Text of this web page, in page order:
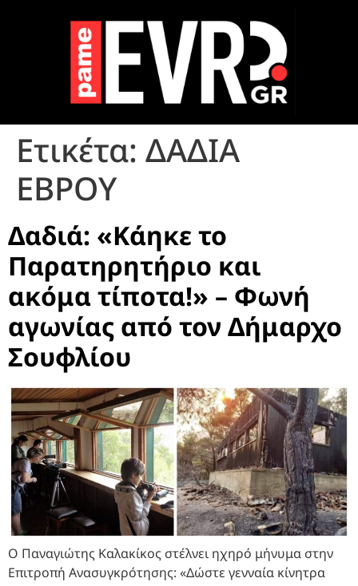
Ετικέτα: ΔΑΔΙΑ
ΕΒΡΟΥ
Δαδιά: «Κάηκε το
Παρατηρητήριο και
ακόμα τίποτα!» – Φωνή
αγωνίας από τον Δήμαρχο
Σουφλίου
Ο Παναγιώτης Καλακίκος στέλνει ηχηρό μήνυμα στην
Επιτροπή Ανασυγκρότησης: «Δώστε γενναία κίνητρα